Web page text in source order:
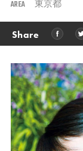
AREA 東京都
Share